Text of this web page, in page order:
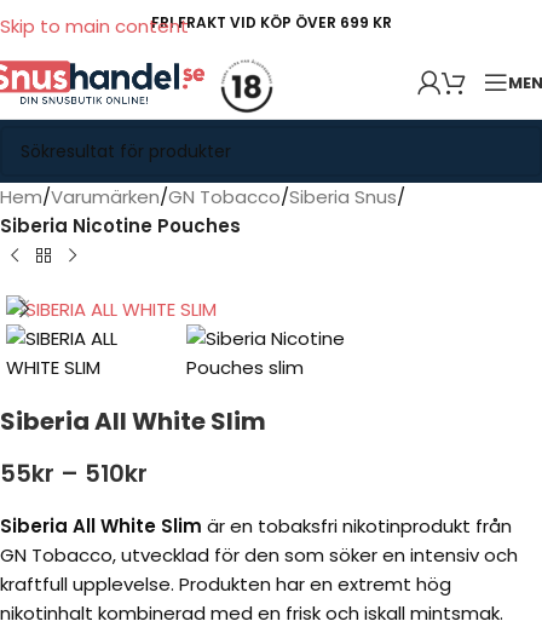
Skip to main contentFRI FRAKT VID KÖP ÖVER 699 KR
Hem Varumärken GN Tobacco Siberia Snus
Siberia Nicotine Pouches
Siberia All White Slim
55kr – 510kr
Siberia All White Slim är en tobaksfri nikotinprodukt från
GN Tobacco, utvecklad för den som söker en intensiv och
kraftfull upplevelse. Produkten har en extremt hög
nikotinhalt kombinerad med en frisk och iskall mintsmak.